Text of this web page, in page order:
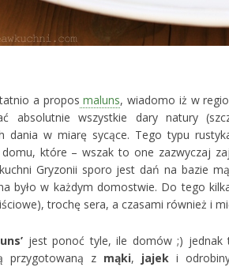
a propos maluns, wiadomo iż w
absolutnie wszystkie dary natury
dania w miarę sycące. Tego typu
które – wszak to one zazwyczaj
kuchni Gryzonii sporo jest dań na bazie
było w każdym domostwie. Do tego
trochę sera, a czasami również i
jest ponoć tyle, ile domów ;) jednak
przygotowaną z mąki, jajeki